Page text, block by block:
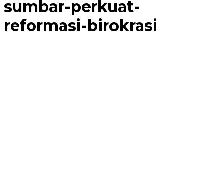
sumbar-perkuat-
reformasi-birokrasi